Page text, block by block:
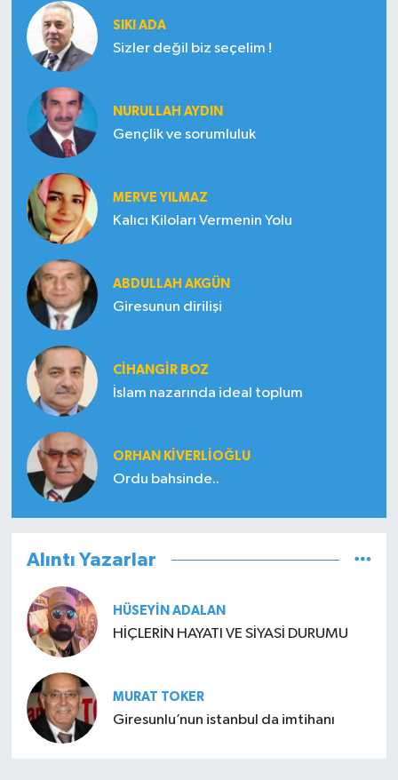
SIKI ADA
Sizler değil biz seçelim !
NURULLAH AYDIN
Gençlik ve sorumluluk
MERVE YILMAZ
Kalıcı Kiloları Vermenin Yolu
ABDULLAH AKGÜN
Giresunun dirilişi
CIHANGIR BOZ
İslam nazarında ideal toplum
ORHAN KIVERLIOĞLU
Ordu bahsinde..
Alıntı Yazarlar
HÜSEYIN ADALAN
HİÇLERİN HAYATI VE SİYASİ DURUMU
MURAT TOKER
Giresunlu’nun istanbul da imtihanı